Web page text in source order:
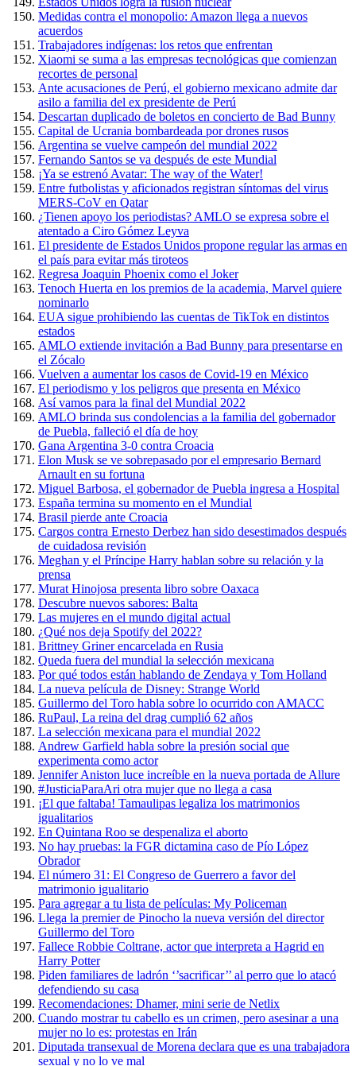
Medidas contra el monopolio: Amazon llega a nuevos
acuerdos
Trabajadores indígenas: los retos que enfrentan
Xiaomi se suma a las empresas tecnológicas que comienzan
recortes de personal
Ante acusaciones de Perú, el gobierno mexicano admite dar
asilo a familia del ex presidente de Perú
Descartan duplicado de boletos en concierto de Bad Bunny
Capital de Ucrania bombardeada por drones rusos
Argentina se vuelve campeón del mundial 2022
Fernando Santos se va después de este Mundial
¡Ya se estrenó Avatar: The way of the Water!
Entre futbolistas y aficionados registran síntomas del virus
MERS-CoV en Qatar
¿Tienen apoyo los periodistas? AMLO se expresa sobre el
atentado a Ciro Gómez Leyva
El presidente de Estados Unidos propone regular las armas en
el país para evitar más tiroteos
Regresa Joaquin Phoenix como el Joker
Tenoch Huerta en los premios de la academia, Marvel quiere
nominarlo
EUA sigue prohibiendo las cuentas de TikTok en distintos
estados
AMLO extiende invitación a Bad Bunny para presentarse en
el Zócalo
Vuelven a aumentar los casos de Covid-19 en México
El periodismo y los peligros que presenta en México
Así vamos para la final del Mundial 2022
AMLO brinda sus condolencias a la familia del gobernador
de Puebla, falleció el día de hoy
Gana Argentina 3-0 contra Croacia
Elon Musk se ve sobrepasado por el empresario Bernard
Arnault en su fortuna
Miguel Barbosa, el gobernador de Puebla ingresa a Hospital
España termina su momento en el Mundial
Brasil pierde ante Croacia
Cargos contra Ernesto Derbez han sido desestimados después
de cuidadosa revisión
Meghan y el Príncipe Harry hablan sobre su relación y la
prensa
Murat Hinojosa presenta libro sobre Oaxaca
Descubre nuevos sabores: Balta
Las mujeres en el mundo digital actual
¿Qué nos deja Spotify del 2022?
Brittney Griner encarcelada en Rusia
Queda fuera del mundial la selección mexicana
Por qué todos están hablando de Zendaya y Tom Holland
La nueva película de Disney: Strange World
Guillermo del Toro habla sobre lo ocurrido con AMACC
RuPaul, La reina del drag cumplió 62 años
La selección mexicana para el mundial 2022
Andrew Garfield habla sobre la presión social que
experimenta como actor
Jennifer Aniston luce increíble en la nueva portada de Allure
#JusticiaParaAri otra mujer que no llega a casa
¡El que faltaba! Tamaulipas legaliza los matrimonios
igualitarios
En Quintana Roo se despenaliza el aborto
No hay pruebas: la FGR dictamina caso de Pío López
Obrador
El número 31: El Congreso de Guerrero a favor del
matrimonio igualitario
Para agregar a tu lista de películas: My Policeman
Llega la premier de Pinocho la nueva versión del director
Guillermo del Toro
Fallece Robbie Coltrane, actor que interpreta a Hagrid en
Harry Potter
Piden familiares de ladrón ‘’sacrificar’’ al perro que lo atacó
defendiendo su casa
Recomendaciones: Dhamer, mini serie de Netlix
Cuando mostrar tu cabello es un crimen, pero asesinar a una
mujer no lo es: protestas en Irán
Diputada transexual de Morena declara que es una trabajadora
sexual y no lo ve mal